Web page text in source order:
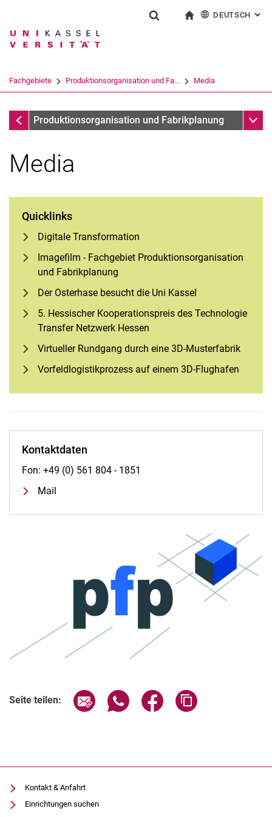
Springe direkt zu: Inhalt
Springe direkt zu: Suche
Springe direkt zu:
Suchbegriff
Suchen (öffnet externen Link in einem
DEUTSCH :
Fachgebiete Produktionsorganisation und Fa... Media
Fachgebiete
Produktionsorganisation und Fabrikplanung
Media
Quicklinks
Digitale Transformation
Imagefilm - Fachgebiet Produktionsorganisation
und Fabrikplanung
Der Osterhase besucht die Uni Kassel
5. Hessischer Kooperationspreis des Technologie
Transfer Netzwerk Hessen
Virtueller Rundgang durch eine 3D-Musterfabrik
Vorfeldlogistikprozess auf einem 3D-Flughafen
Kontaktdaten
Fon: +49 (0) 561 804 - 1851
Mail
Seite teilen: Seite über E-Mail teilen
Seite über WhatsApp teilen
Seite über Facebook
Kontakt & Anfahrt
Einrichtungen suchen